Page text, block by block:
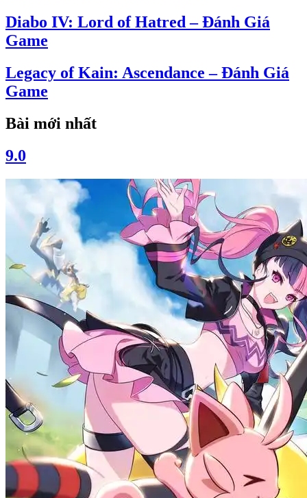
Diabo IV: Lord of Hatred – Đánh Giá
Game
Legacy of Kain: Ascendance – Đánh Giá
Game
Bài mới nhất
9.0